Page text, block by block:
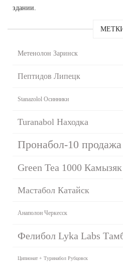
здании.
Метенолон Заринск
Пептидов Липецк
Stanazolol Осинники
Turanabol Находка
Пронабол-10 продажа
Green Tea 1000 Камызяк
Мастабол Катайск
Анаполон Черкесск
Фелибол Lyka Labs
Ципионат + Туринабол Рубцовск